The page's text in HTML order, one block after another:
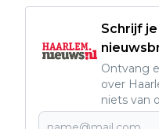
Schrijf
Ontvang
over
niets van